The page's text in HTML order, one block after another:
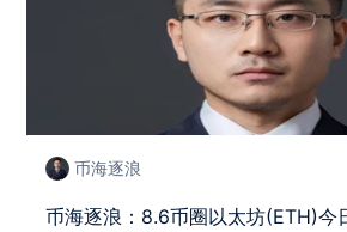
币海逐浪
币海逐浪：8.6币圈以太坊(ETH)今